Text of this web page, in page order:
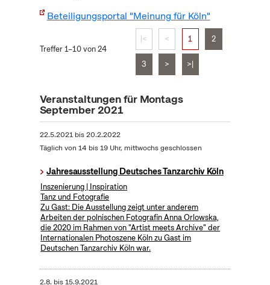
Beteiligungsportal "Meinung für Köln"
Treffer 1–10 von 24
|< < 1 2
3 > >|
Veranstaltungen für Montags
September 2021
22.5.2021bis20.2.2022
Täglich von 14 bis 19 Uhr, mittwochs geschlossen
Jahresausstellung Deutsches Tanzarchiv Köln
Inszenierung | Inspiration
Tanz und Fotografie
Zu Gast: Die Ausstellung zeigt unter anderem
Arbeiten der polnischen Fotografin Anna Orlowska,
die 2020 im Rahmen von "Artist meets Archive" der
Internationalen Photoszene Köln zu Gast im
Deutschen Tanzarchiv Köln war.
2.8. bis15.9.2021